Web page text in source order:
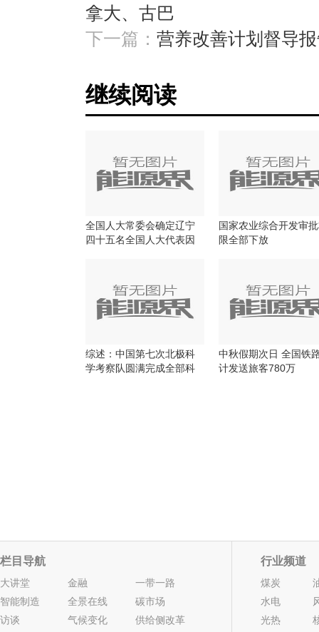
拿大、古巴
下一篇： 营养改善计划督导
继续阅读
全国人大常委会确定辽宁
四十五名全国人大代表因
国家农业综合开发审
限全部下放
综述：中国第七次北极科
学考察队圆满完成全部科
中秋假期次日 全国铁
计发送旅客780万
栏目导航
大讲堂 金融
一带一路
智能制造
全景在线
碳市场
访谈
气候变化
供给侧改革
行业频道
煤炭
水电
光热